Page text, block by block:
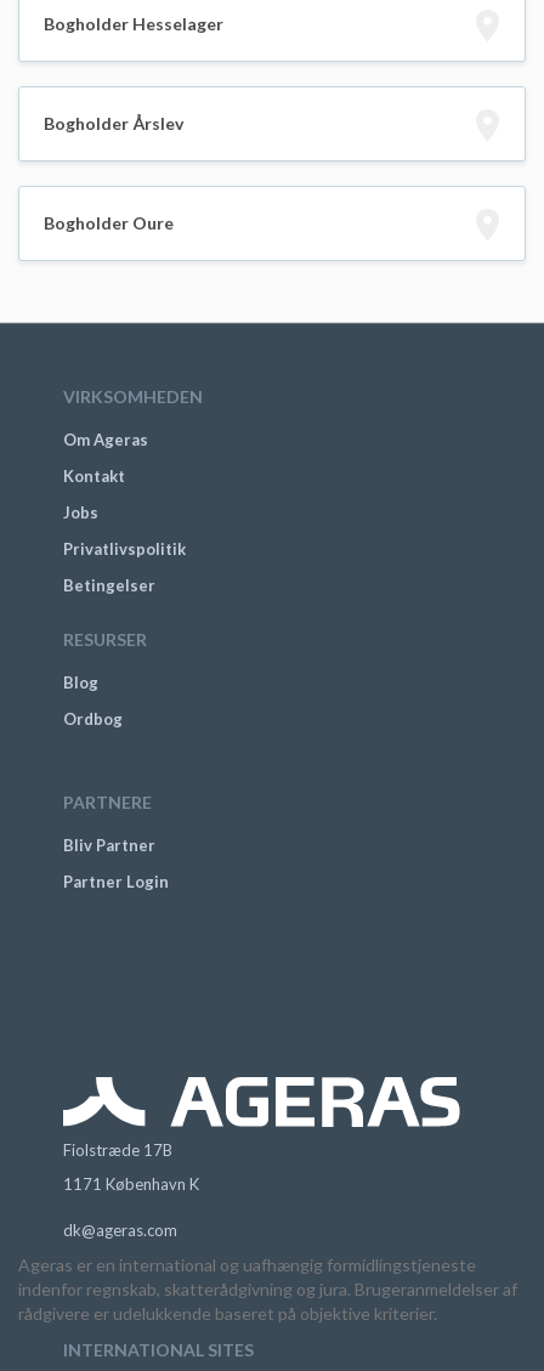
Bogholder Hesselager
Bogholder Årslev
Bogholder Oure
VIRKSOMHEDEN
Om Ageras
Kontakt
Jobs
Privatlivspolitik
Betingelser
RESURSER
Blog
Ordbog
PARTNERE
Bliv Partner
Partner Login
Fiolstræde 17B
1171 København K
dk@ageras.com
Ageras er en international og uafhængig formidlingstjeneste
indenfor regnskab, skatterådgivning og jura. Brugeranmeldelser af
rådgivere er udelukkende baseret på objektive kriterier.
INTERNATIONAL SITES